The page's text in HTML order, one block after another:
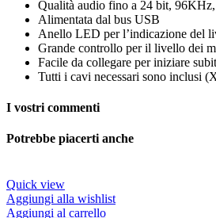
Qualità audio fino a 24 bit,
Alimentata dal bus USB
Anello LED per l’indicazione del
Grande controllo per il livello dei
Facile da collegare per iniziare
Tutti i cavi necessari sono inclusi
I vostri commenti
Potrebbe piacerti anche
Quick view
Aggiungi alla wishlist
Aggiungi al carrello